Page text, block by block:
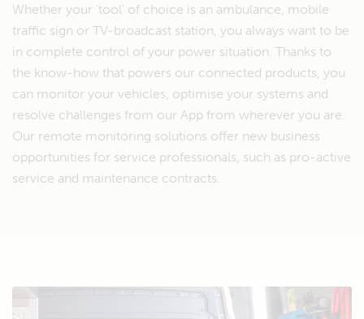
Whether your ‘tool' of choice is an ambulance, mobile
traffic sign or TV-broadcast station, you always want to be
in complete control of your power situation. Thanks to
the know-how that powers our connected products, you
can monitor your vehicles, optimise your systems and
resolve challenges from our App from wherever you are.
Our remote monitoring solutions offer new business
opportunities for service professionals, such as pro-active
service and maintenance contracts.